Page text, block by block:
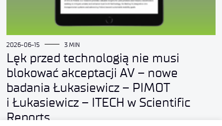
2026-06-15 3 MIN
Lęk przed technologią nie musi
blokować akceptacji AV – nowe
badania Łukasiewicz – PIMOT
i Łukasiewicz – ITECH w Scientific
Reports